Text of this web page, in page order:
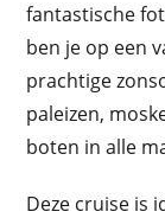
fantastische
ben je op een
prachtige
paleizen,
boten in alle
Deze cruise is